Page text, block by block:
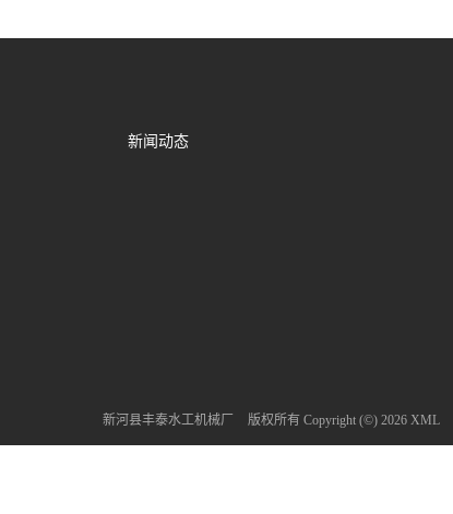
新闻动态
新河县丰泰水工机械厂 版权所有 Copyright (©) 2026 XML